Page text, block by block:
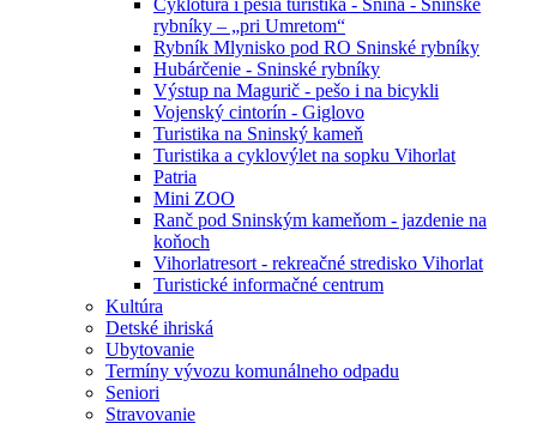
Cyklotúra i pešia turistika - Snina - Sninské
rybníky – „pri Umretom“
Rybník Mlynisko pod RO Sninské rybníky
Hubárčenie - Sninské rybníky
Výstup na Magurič - pešo i na bicykli
Vojenský cintorín - Giglovo
Turistika na Sninský kameň
Turistika a cyklovýlet na sopku Vihorlat
Patria
Mini ZOO
Ranč pod Sninským kameňom - jazdenie na
koňoch
Vihorlatresort - rekreačné stredisko Vihorlat
Turistické informačné centrum
Kultúra
Detské ihriská
Ubytovanie
Termíny vývozu komunálneho odpadu
Seniori
Stravovanie